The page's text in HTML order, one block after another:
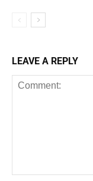
LEAVE A REPLY